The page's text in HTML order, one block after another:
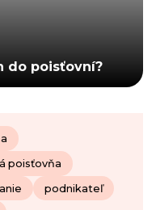
do poisťovní?
poisťovňa
podnikateľ